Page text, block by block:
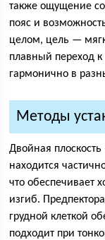
также ощущение
пояс и
целом, цель —
плавный переход к
гармонично в
Методы
Двойная
находится
что обеспечивает
изгиб.
грудной клеткой
подходит при